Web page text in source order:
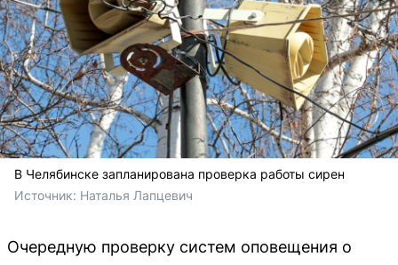
В Челябинске запланирована проверка работы сирен
Источник: Наталья Лапцевич
Очередную проверку систем оповещения о